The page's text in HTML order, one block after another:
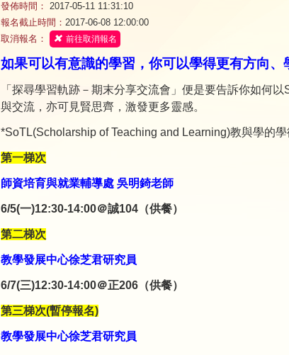
發佈時間： 2017-05-11 11:31:10
報名截止時間： 2017-06-08 12:00:00
取消報名：
前往取消報名
如果可以有意識的學習，你可以學得更有方向、
「探尋學習軌跡－期末分享交流會」便是要告訴你如何
與交流，亦可見賢思齊，激發更多靈感。
*SoTL(Scholarship of Teaching and Learning)教與學的學
第一梯次
師資培育與就業輔導處 吳明錡老師
6/5(一)12:30-14:00＠誠104（供餐）
第二梯次
教學發展中心徐芝君研究員
6/7(三)12:30-14:00＠正206（供餐）
第三梯次(暫停報名)
教學發展中心徐芝君研究員